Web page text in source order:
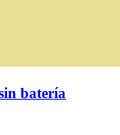
batería